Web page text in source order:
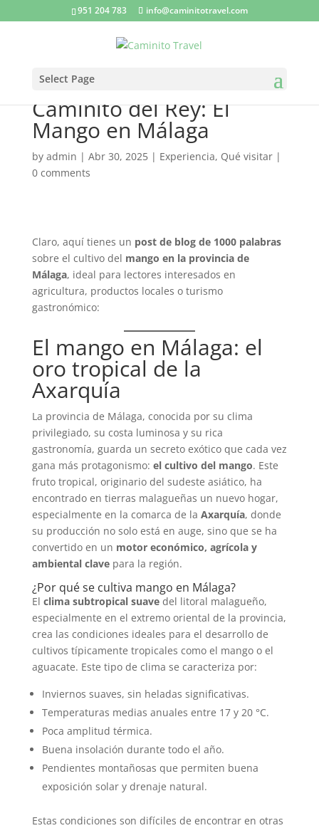
951 204 783 info@caminitotravel.com
Select Page
Caminito del Rey: El
Mango en Málaga
by admin | Abr 30, 2025| Experiencia, Qué visitar|
0 comments
Claro, aquí tienes un post de blog de 1000 palabras
sobre el cultivo del mango en la provincia de
Málaga, ideal para lectores interesados en
agricultura, productos locales o turismo
gastronómico:
El mango en Málaga: el
oro tropical de la
Axarquía
La provincia de Málaga, conocida por su clima
privilegiado, su costa luminosa y su rica
gastronomía, guarda un secreto exótico que cada vez
gana más protagonismo: el cultivo del mango. Este
fruto tropical, originario del sudeste asiático, ha
encontrado en tierras malagueñas un nuevo hogar,
especialmente en la comarca de la Axarquía, donde
su producción no solo está en auge, sino que se ha
convertido en un motor económico, agrícola y
ambiental clavepara la región.
¿Por qué se cultiva mango en Málaga?
El clima subtropical suavedel litoral malagueño,
especialmente en el extremo oriental de la provincia,
crea las condiciones ideales para el desarrollo de
cultivos típicamente tropicales como el mango o el
aguacate. Este tipo de clima se caracteriza por:
Inviernos suaves, sin heladas significativas.
Temperaturas medias anuales entre 17 y 20 °C.
Poca amplitud térmica.
Buena insolación durante todo el año.
Pendientes montañosas que permiten buena
exposición solar y drenaje natural.
Estas condiciones son difíciles de encontrar en otras